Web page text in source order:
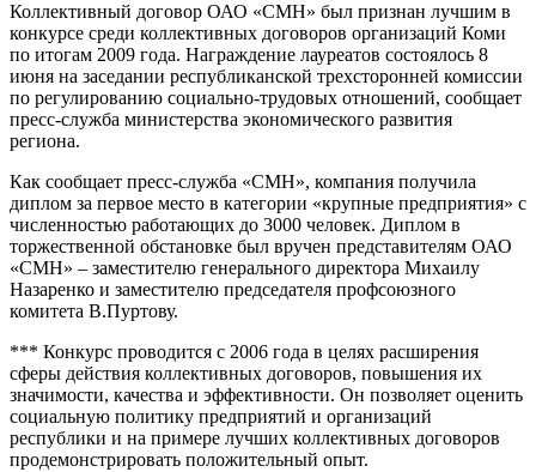
Коллективный договор ОАО «СМН» был признан лучшим в
конкурсе среди коллективных договоров организаций Коми
по итогам 2009 года. Награждение лауреатов состоялось 8
июня на заседании республиканской трехсторонней комиссии
по регулированию социально-трудовых отношений, сообщает
пресс-служба министерства экономического развития
региона.
Как сообщает пресс-служба «СМН», компания получила
диплом за первое место в категории «крупные предприятия» с
численностью работающих до 3000 человек. Диплом в
торжественной обстановке был вручен представителям ОАО
«СМН» – заместителю генерального директора Михаилу
Назаренко и заместителю председателя профсоюзного
комитета В.Пуртову.
*** Конкурс проводится с 2006 года в целях расширения
сферы действия коллективных договоров, повышения их
значимости, качества и эффективности. Он позволяет оценить
социальную политику предприятий и организаций
республики и на примере лучших коллективных договоров
продемонстрировать положительный опыт.